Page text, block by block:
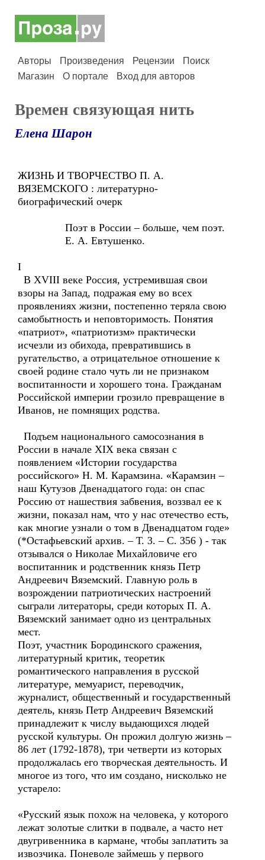
Авторы Произведения Рецензии
Поиск
Магазин
О портале Вход для авторов
Времен связующая нить
Елена Шарон
ЖИЗНЬ И ТВОРЧЕСТВО П. А.
ВЯЗЕМСКОГО : литературно-
биографический очерк
Поэт в России – больше, чем поэт.
Е. А. Евтушенко.
I
В XVIII веке Россия, устремившая свои
взоры на Запад, подражая ему во всех
проявлениях жизни, постепенно теряла свою
самобытность и неповторимость. Понятия
«патриот», «патриотизм» практически
исчезли из обихода, превратившись в
ругательство, а отрицательное отношение к
своей родине стало чуть ли не признаком
воспитанности и хорошего тона. Гражданам
Российской империи грозило превращение в
Иванов, не помнящих родства.
Подъем национального самосознания в
России в начале XIX века связан с
появлением «Истории государства
российского» Н. М. Карамзина. «Карамзин –
наш Кутузов Двенадцатого года: он спас
Россию от нашествия забвения, воззвал ее к
жизни, показал нам, что у нас отечество есть,
как многие узнали о том в Двенадцатом годе»
(*Остафьевский архив. – Т. 3. – С. 356 ) - так
отзывался о Николае Михайловиче его
воспитанник и родственник князь Петр
Андреевич Вяземский. Главную роль в
возрождении патриотических настроений
сыграли литераторы, среди которых П. А.
Вяземский занимает одно из центральных
мест.
Поэт, участник Бородинского сражения,
литературный критик, теоретик
романтического направления в русской
литературе, мемуарист, переводчик,
журналист, общественный и государственный
деятель, князь Петр Андреевич Вяземский
принадлежит к числу выдающихся людей
русской культуры. Он прожил долгую жизнь –
86 лет (1792-1878), три четверти из которых
продолжалась его творческая деятельность. И
многое из того, что им создано, нисколько не
устарело:
«Русский язык похож на человека, у которого
лежат золотые слитки в подвале, а часто нет
двугривенника в кармане, чтобы заплатить за
извозчика. Поневоле займешь у первого